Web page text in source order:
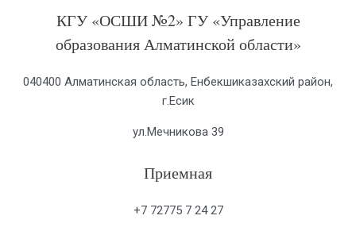
КГУ «ОСШИ №2» ГУ «Управление
образования Алматинской области»
040400 Алматинская область, Енбекшиказахский район,
г.Есик
ул.Мечникова 39
Приемная
+7 72775 7 24 27